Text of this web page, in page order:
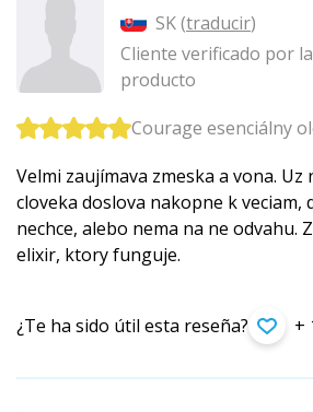
SK (traducir)
Cliente verificado por
producto
Courage esenciálny
Velmi zaujímava zmeska a vona.
cloveka doslova nakopne k veciam,
nechce, alebo nema na ne odvahu.
elixir, ktory funguje.
¿Te ha sido útil esta reseña? +